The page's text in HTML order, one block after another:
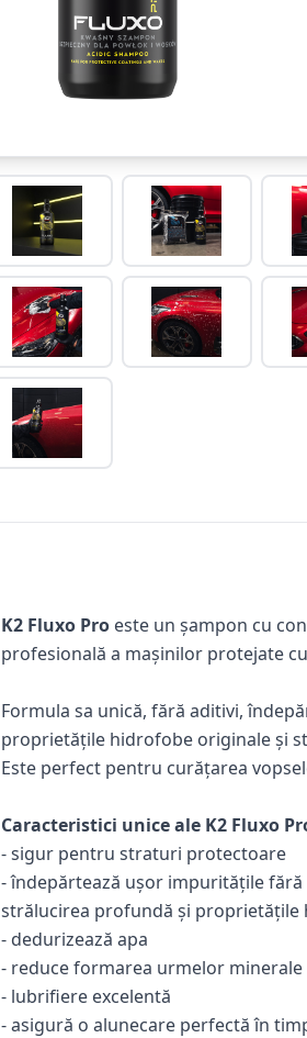
K2 Fluxo Pro este un șampon cu
profesională a mașinilor protejate
Formula sa unică, fără aditivi,
proprietățile hidrofobe originale și
Este perfect pentru curățarea
Caracteristici unice ale K2 Fluxo
- sigur pentru straturi protectoare
- îndepărtează ușor impuritățile
strălucirea profundă și proprietățile
- dedurizează apa
- reduce formarea urmelor
- lubrifiere excelentă
- asigură o alunecare perfectă în